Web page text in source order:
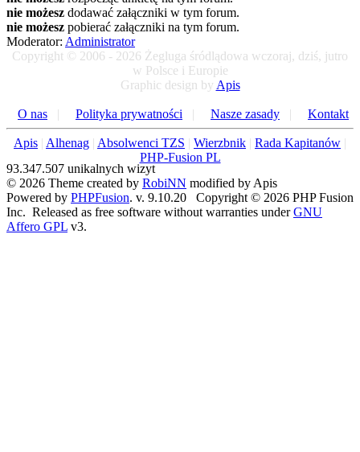
nie możesz dodawać załączniki w tym forum.
nie możesz pobierać załączniki na tym forum.
Moderator: Administrator
Copyright © 2006 - 2026 Żegluga śródlądowa wczoraj, dziś, jutro
w Polsce i Europie
Graphic design by Apis
O nas | Polityka prywatności | Nasze zasady | Kontakt
Apis | Alhenag | Absolwenci TZS | Wierzbnik | Rada Kapitanów |
PHP-Fusion PL
93.347.507 unikalnych wizyt
© 2026 Theme created by RobiNN modified by Apis
Powered by PHPFusion. v. 9.10.20 Copyright © 2026 PHP Fusion
Inc. Released as free software without warranties underGNU
Affero GPL v3.